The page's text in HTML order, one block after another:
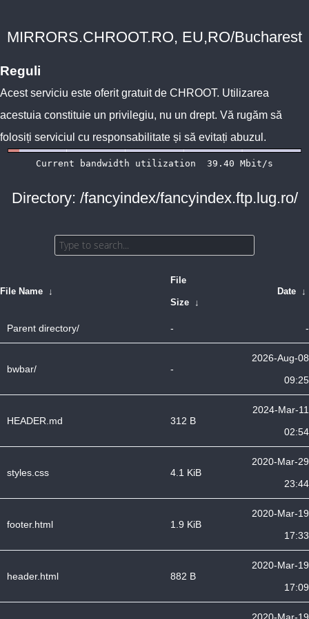
MIRRORS.CHROOT.RO, EU,RO/Bucharest
Reguli
Acest serviciu este oferit gratuit de CHROOT. Utilizarea
acestuia constituie un privilegiu, nu un drept. Vă rugăm să
folosiți serviciul cu responsabilitate și să evitați abuzul.
Directory: /fancyindex/fancyindex.ftp.lug.ro/
File Name ↓
File
Size ↓
Date ↓
Parent directory/ - -
bwbar/ -
2026-Aug-08
09:25
HEADER.md 312 B
2024-Mar-11
02:54
styles.css 4.1 KiB
2020-Mar-29
23:44
footer.html 1.9 KiB
2020-Mar-19
17:33
header.html 882 B
2020-Mar-19
17:09